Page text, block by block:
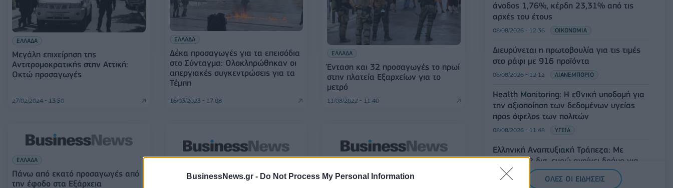
BusinessNews.gr - Do Not Process My Personal Information
ΕΛΛΑΔΑ
Μεγάλη επιχείρηση της
Αντιτρομοκρατικής στην Αττική:
Οκτώ προσαγωγές
27/02/2024 - 13:50
ΕΛΛΑΔΑ
Δέκα προσαγωγές για τα επεισόδια
στο Σύνταγμα: Ολοκληρώθηκαν οι
απεργιακές συγκεντρώσεις για τα
Τέμπη
16/03/2023 - 17:08
ΕΛΛΑΔΑ
Ένταση και 32 προσαγωγές το πρωί
στην πλατεία Εξαρχείων για το
μετρό
11/08/2022 - 11:40
ΕΛΛΑΔΑ
Πάνω από εκατό προσαγωγές από
την έφοδο στα Εξάρχεια
ΕΛΛΑΔΑ ΕΛΛΑΔΑ
άνοδος 1,76%, κέρδη 23,31% από τις
αρχές του έτους
08/08/2026 - 12:36 ΟΙΚΟΝΟΜΙΑ
Διευρύνεται η πρωτοβουλία για τις τιμές
στο ράφι με 916 προϊόντα
08/08/2026 - 12:12 ΛΙΑΝΕΜΠΟΡΙΟ
Health Monitoring: Η εθνική υποδομή για
την αξιοποίηση των δεδομένων υγείας
προς όφελος των πολιτών
08/08/2026 - 11:48 ΥΓΕΙΑ
Ελληνική Αναπτυξιακή Τράπεζα: Με
«προίκα» 2 δισ. ευρώ ανοίγει δρόμο για
δάνεια έως 5 δισ. σε μικρομεσαίες
08/08/2026 - 11:22
ΟΛΕΣ ΟΙ ΕΙΔΗΣΕΙΣ